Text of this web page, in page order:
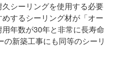
シーリングを使用する必要
するシーリング材が「オー
年数が30年と非常に長寿命
新築工事にも同等のシーリ